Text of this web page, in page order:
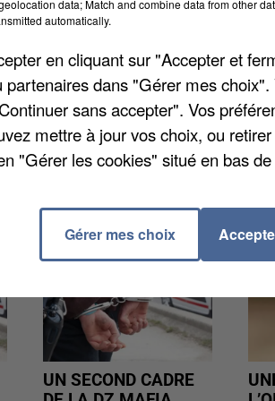
vous inscrire directement sur
la course d'orientation ou
sont aussi proposées aux
06 10 47 22 49.
UN SECOND CADRE
data; Match and combine data from other
automatically.
en cliquant sur "Accepter et
partenaires dans "Gérer mes
sans accepter". Vos
mettre à jour vos choix, ou
"Gérer les cookies" situé en bas
Gérer mes choix